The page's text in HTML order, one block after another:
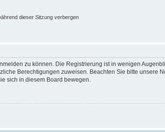
dieser Sitzung verbergen
zu können. Die Registrierung ist in wenigen
Berechtigungen zuweisen. Beachten Sie bitte
sich in diesem Board bewegen.